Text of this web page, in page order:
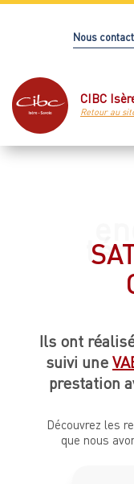
Nous
CIBC
Retour au
Ils ont
suivi une
prestation
Découvrez les
que nous